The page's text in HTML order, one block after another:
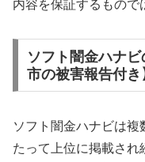
内容を保証するもので
ソフト闇金ハナ
市の被害報告付き
ソフト闇金ハナビは
たって上位に掲載され